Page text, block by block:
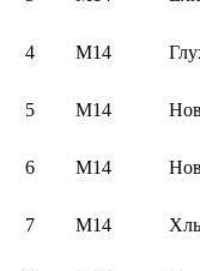
4 М14
5 М14
6 М14
7 М14